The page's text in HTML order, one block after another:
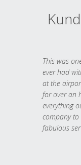
This was
ever had
at the
for over an
everything
company to
fabulous